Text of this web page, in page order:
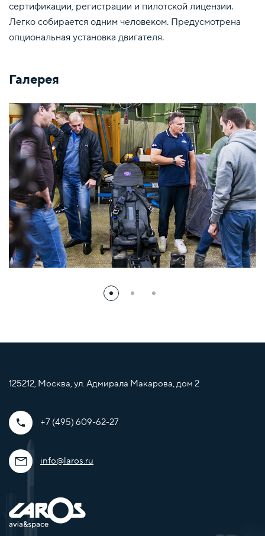
сертификации, регистрации и пилотской лицензии.
Легко собирается одним человеком. Предусмотрена
опциональная установка двигателя.
Галерея
125212, Москва, ул. Адмирала Макарова, дом 2
+7 (495) 609-62-27
info@laros.ru